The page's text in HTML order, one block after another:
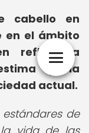
cabello en
en el ámbito
refleja la
y la
actual.
de